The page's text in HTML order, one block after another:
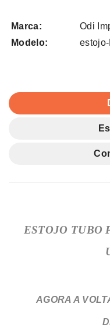
Marca:
Odi
Modelo:
ESTOJO TUBO
AGORA A